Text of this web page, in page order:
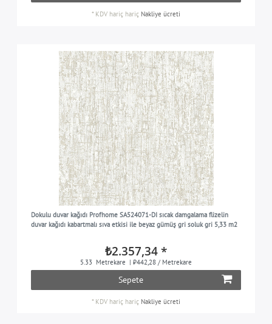
* KDV hariç hariç Nakliye ücreti
Dokulu duvar kağıdı Profhome SA524071-DI sıcak damgalama flizelin
duvar kağıdı kabartmalı sıva etkisi ile beyaz gümüş gri soluk gri 5,33 m2
₺2.357,34 *
5.33 Metrekare | ₺442,28 / Metrekare
Sepete
* KDV hariç hariç Nakliye ücreti